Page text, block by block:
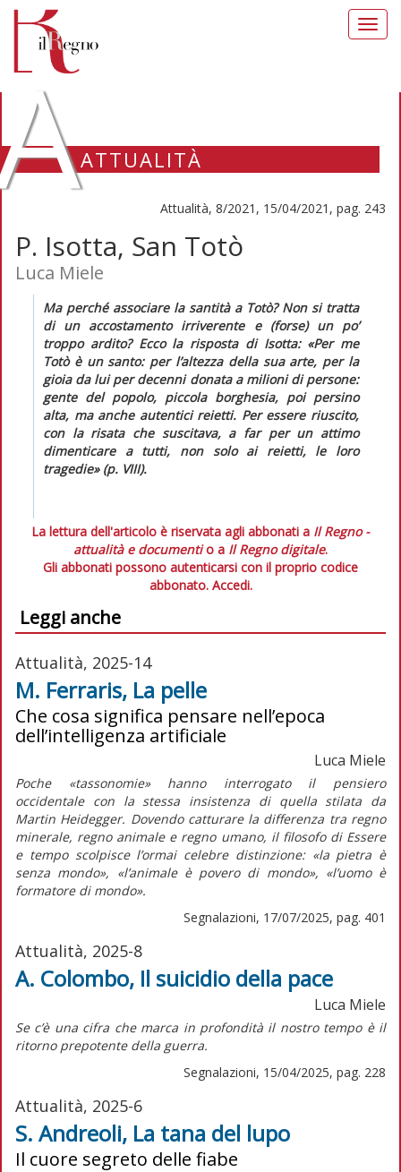
ATTUALITÀ
Attualità, 8/2021, 15/04/2021, pag. 243
P. Isotta, San Totò
Luca Miele
Ma perché associare la santità a Totò? Non si tratta
di un accostamento irriverente e (forse) un po’
troppo ardito? Ecco la risposta di Isotta: «Per me
Totò è un santo: per l’altezza della sua arte, per la
gioia da lui per decenni donata a milioni di persone:
gente del popolo, piccola borghesia, poi persino
alta, ma anche autentici reietti. Per essere riuscito,
con la risata che suscitava, a far per un attimo
dimenticare a tutti, non solo ai reietti, le loro
tragedie» (p. VIII).
La lettura dell'articolo è riservata agli abbonati a Il Regno -
attualità e documentio a Il Regno digitale.
Gli abbonati possono autenticarsi con il proprio codice
abbonato. Accedi.
Leggi anche
Attualità, 2025-14
M. Ferraris, La pelle
Che cosa significa pensare nell’epoca
dell’intelligenza artificiale
Luca Miele
Poche «tassonomie» hanno interrogato il pensiero
occidentale con la stessa insistenza di quella stilata da
Martin Heidegger. Dovendo catturare la differenza tra regno
minerale, regno animale e regno umano, il filosofo di Essere
e temposcolpisce l’ormai celebre distinzione: «la pietra è
senza mondo», «l’animale è povero di mondo», «l’uomo è
formatore di mondo».
Segnalazioni, 17/07/2025, pag. 401
Attualità, 2025-8
A. Colombo, Il suicidio della pace
Luca Miele
Se c’è una cifra che marca in profondità il nostro tempo è il
ritorno prepotente della guerra.
Segnalazioni, 15/04/2025, pag. 228
Attualità, 2025-6
S. Andreoli, La tana del lupo
Il cuore segreto delle fiabe